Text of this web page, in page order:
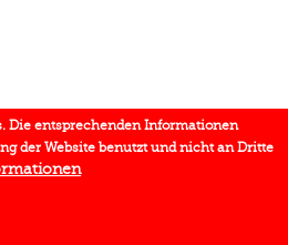
Die entsprechenden Informationen
der Website benutzt und nicht an Dritte